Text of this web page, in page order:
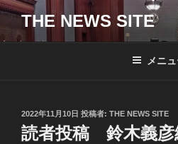
コ
テ
THE NEWS SITE
メニ
投
稿
日:
2022年11月10日 投稿者: THE NEWS SITE
読者投稿 鈴木義彦